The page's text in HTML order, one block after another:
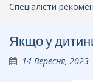
Спеціалісти
Якщо у
14 Вересня, 2023